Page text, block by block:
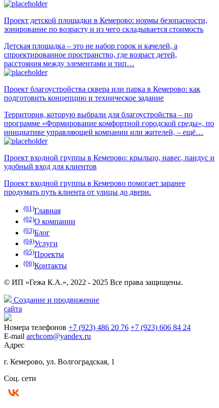
Проект детской площадки в Кемерово: нормы безопасности,
зонирование по возрасту и из чего складывается стоимость
Детская площадка – это не набор горок и качелей, а
спроектированное пространство, где возраст детей,
расстояния между элементами и тип…
Проект благоустройства сквера или парка в Кемерово: как
подготовить концепцию и техническое задание
Территория, которую выбрали для благоустройства – по
программе «Формирование комфортной городской среды», по
инициативе управляющей компании или жителей, – ещё…
Проект входной группы в Кемерово: крыльцо, навес, пандус и
удобный вход для клиентов
Проект входной группы в Кемерово помогает заранее
продумать путь клиента от улицы до двери.
(01)Главная
(02)О компании
(03)Блог
(04)Услуги
(05)Проекты
(06)Контакты
© ИП «Гежа К.А.», 2022 - 2025 Все права защищены.
Создание и продвижение
сайта
Номера телефонов +7 (923) 486 20 76 +7 (923) 606 84 24
E-mail archcom@yandex.ru
Адрес
г. Кемерово, ул. Волгоградская, 1
Соц. сети